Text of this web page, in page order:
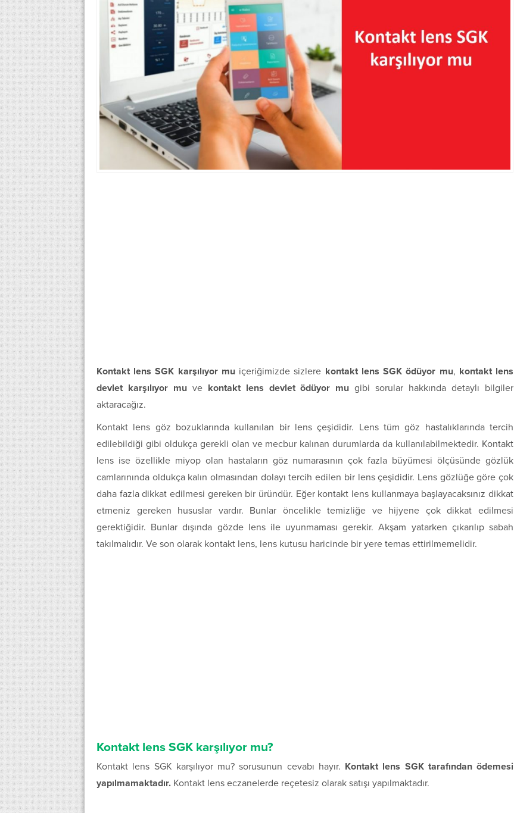
Kontakt lens SGK karşılıyor muiçeriğimizde sizlere kontakt lens SGK ödüyor mu, kontakt lens
devlet karşılıyor muve kontakt lens devlet ödüyor mu gibi sorular hakkında detaylı bilgiler
aktaracağız.
Kontakt lens göz bozuklarında kullanılan bir lens çeşididir. Lens tüm göz hastalıklarında tercih
edilebildiği gibi oldukça gerekli olan ve mecbur kalınan durumlarda da kullanılabilmektedir. Kontakt
lens ise özellikle miyop olan hastaların göz numarasının çok fazla büyümesi ölçüsünde gözlük
camlarınında oldukça kalın olmasından dolayı tercih edilen bir lens çeşididir. Lens gözlüğe göre çok
daha fazla dikkat edilmesi gereken bir üründür. Eğer kontakt lens kullanmaya başlayacaksınız dikkat
etmeniz gereken hususlar vardır. Bunlar öncelikle temizliğe ve hijyene çok dikkat edilmesi
gerektiğidir. Bunlar dışında gözde lens ile uyunmaması gerekir. Akşam yatarken çıkarılıp sabah
takılmalıdır. Ve son olarak kontakt lens, lens kutusu haricinde bir yere temas ettirilmemelidir.
Kontakt lens SGK karşılıyor mu?
Kontakt lens SGK karşılıyor mu? sorusunun cevabı hayır. Kontakt lens SGK tarafından ödemesi
yapılmamaktadır. Kontakt lens eczanelerde reçetesiz olarak satışı yapılmaktadır.